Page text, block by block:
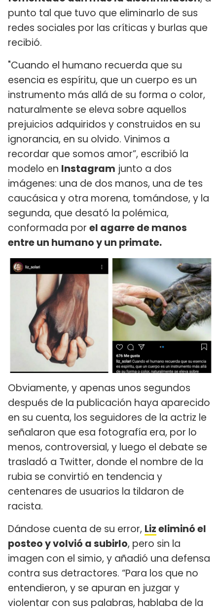
punto tal que tuvo que eliminarlo de sus
redes sociales por las críticas y burlas que
recibió.
"Cuando el humano recuerda que su
esencia es espíritu, que un cuerpo es un
instrumento más allá de su forma o color,
naturalmente se eleva sobre aquellos
prejuicios adquiridos y construidos en su
ignorancia, en su olvido. Vinimos a
recordar que somos amor”, escribió la
modelo en Instagram junto a dos
imágenes: una de dos manos, una de tes
caucásica y otra morena, tomándose, y la
segunda, que desató la polémica,
conformada por el agarre de manos
entre un humano y un primate.
Obviamente, y apenas unos segundos
después de la publicación haya aparecido
en su cuenta, los seguidores de la actriz le
señalaron que esa fotografía era, por lo
menos, controversial, y luego el debate se
trasladó a Twitter, donde el nombre de la
rubia se convirtió en tendencia y
centenares de usuarios la tildaron de
racista.
Dándose cuenta de su error, Lizeliminó el
posteo y volvió a subirlo, pero sin la
imagen con el simio, y añadió una defensa
contra sus detractores. “Para los que no
entendieron, y se apuran en juzgar y
violentar con sus palabras, hablaba de la